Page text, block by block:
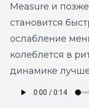
Measure и
становится
ослабление
колеблется в
динамике